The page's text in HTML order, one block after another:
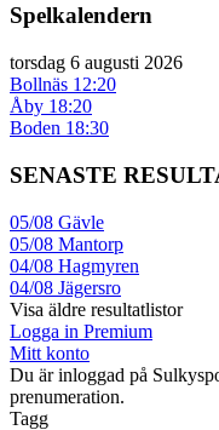
Spelkalendern
torsdag 6 augusti 2026
Bollnäs 12:20
Åby 18:20
Boden 18:30
SENASTE
05/08 Gävle
05/08 Mantorp
04/08 Hagmyren
04/08 Jägersro
Visa äldre resultatlistor
Logga in Premium
Mitt konto
Du är inloggad på
prenumeration.
Tagg